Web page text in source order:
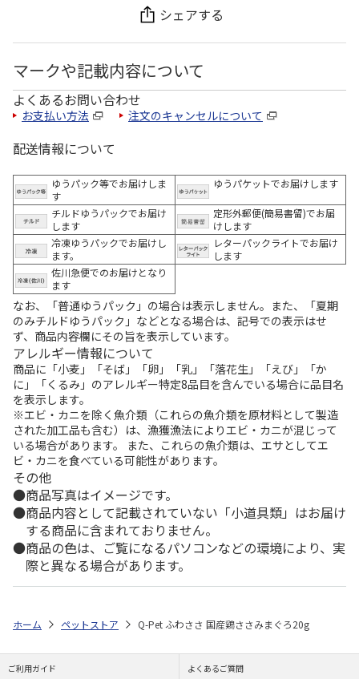
シェアする
マークや記載内容について
よくあるお問い合わせ
お支払い方法 注文のキャンセルについて
配送情報について
ゆうパック等でお届けしま
す
ゆうパケットでお届けします
チルドゆうパックでお届け
します
定形外郵便(簡易書留)でお届
けします
冷凍ゆうパックでお届けし
ます。
レターパックライトでお届け
します
佐川急便でのお届けとなり
ます
なお、「普通ゆうパック」の場合は表示しません。また、「夏期
のみチルドゆうパック」などとなる場合は、記号での表示はせ
ず、商品内容欄にその旨を表示しています。
アレルギー情報について
商品に「小麦」「そば」「卵」「乳」「落花生」「えび」「か
に」「くるみ」のアレルギー特定8品目を含んでいる場合に品目名
を表示します。
※エビ・カニを除く魚介類（これらの魚介類を原材料として製造
された加工品も含む）は、漁獲漁法によりエビ・カニが混じって
いる場合があります。 また、これらの魚介類は、エサとしてエ
ビ・カニを食べている可能性があります。
その他
商品写真はイメージです。
商品内容として記載されていない「小道具類」はお届け
する商品に含まれておりません。
商品の色は、ご覧になるパソコンなどの環境により、実
際と異なる場合があります。
ホーム ペットストア Q-Pet ふわささ 国産鶏ささみまぐろ20g
ご利用ガイド よくあるご質問